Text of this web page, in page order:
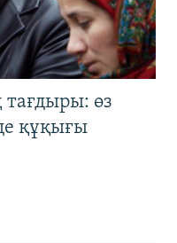
тағдыры: өз
құқығы